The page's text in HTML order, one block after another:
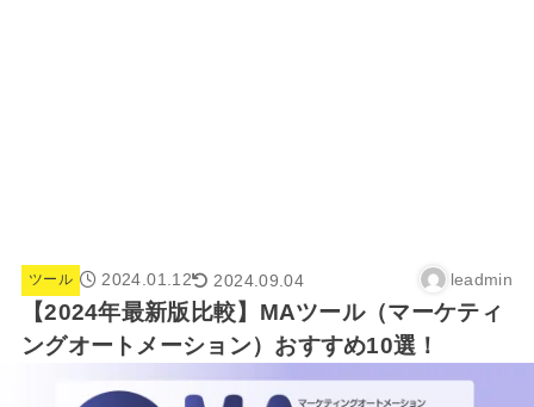
ツール 2024.01.12 2024.09.04 leadmin
【2024年最新版比較】MAツール（マーケティ
ングオートメーション）おすすめ10選！